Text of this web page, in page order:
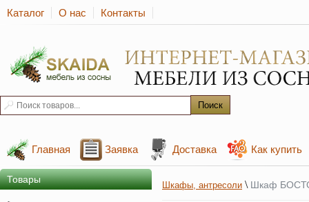
Каталог О нас Контакты
Главная Заявка Доставка Как купить
Товары
Шкафы, антресоли \ Шкаф